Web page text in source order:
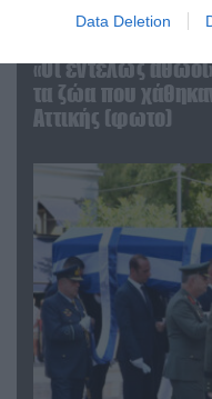
Data Deletion
«Οι εντελώς
τα ζώα που
Αττικής (φωτο)